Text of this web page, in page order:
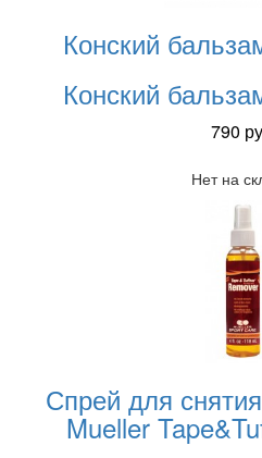
Конский
Конский
790
Нет на
Спрей для
Mueller